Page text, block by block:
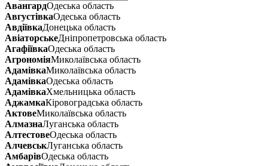
АвангардОдеська область
АвгустівкаОдеська область
АвдіївкаДонецька область
АвіаторськеДніпропетровська область
АгафіївкаОдеська область
АгрономіяМиколаївська область
АдамівкаМиколаївська область
АдамівкаОдеська область
АдамівкаХмельницька область
АджамкаКіровоградська область
АктовеМиколаївська область
АлмазнаЛуганська область
АлтестовеОдеська область
АлчевськЛуганська область
АмбарівОдеська область